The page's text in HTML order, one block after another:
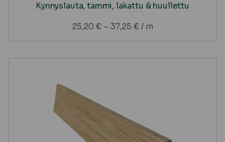
Kynnyslauta, tammi, lakattu & huullettu
25,20 € – 37,25 € / m